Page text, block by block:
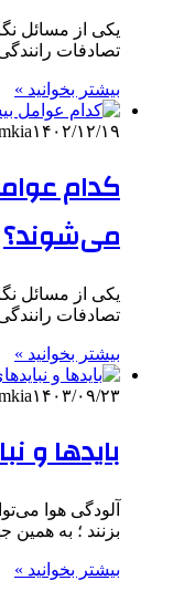
یکی از مسائل
تصادفات
بیشتر بخوانید »
۱۴۰۲/۱۲/۱۹
کدام
می‌شوند؟
یکی از مسائل
تصادفات
بیشتر بخوانید »
۱۴۰۳/۰۹/۲۳
بایدها و
آلودگی هوا
بزنند ؛ به
بیشتر بخوانید »